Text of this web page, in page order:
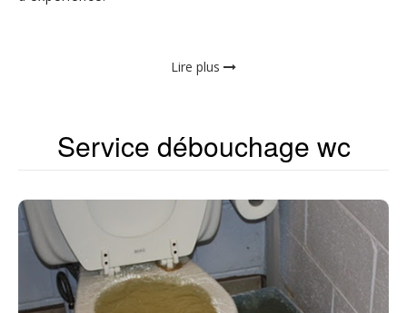
Lire plus
Service débouchage wc